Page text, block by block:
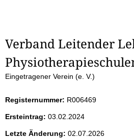
S
e
t
e
Verband Leitender
Eingetragener Verein (e. V.)
Registernummer: R006469
Ersteintrag: 03.02.2024
Letzte Änderung: 02.07.2026